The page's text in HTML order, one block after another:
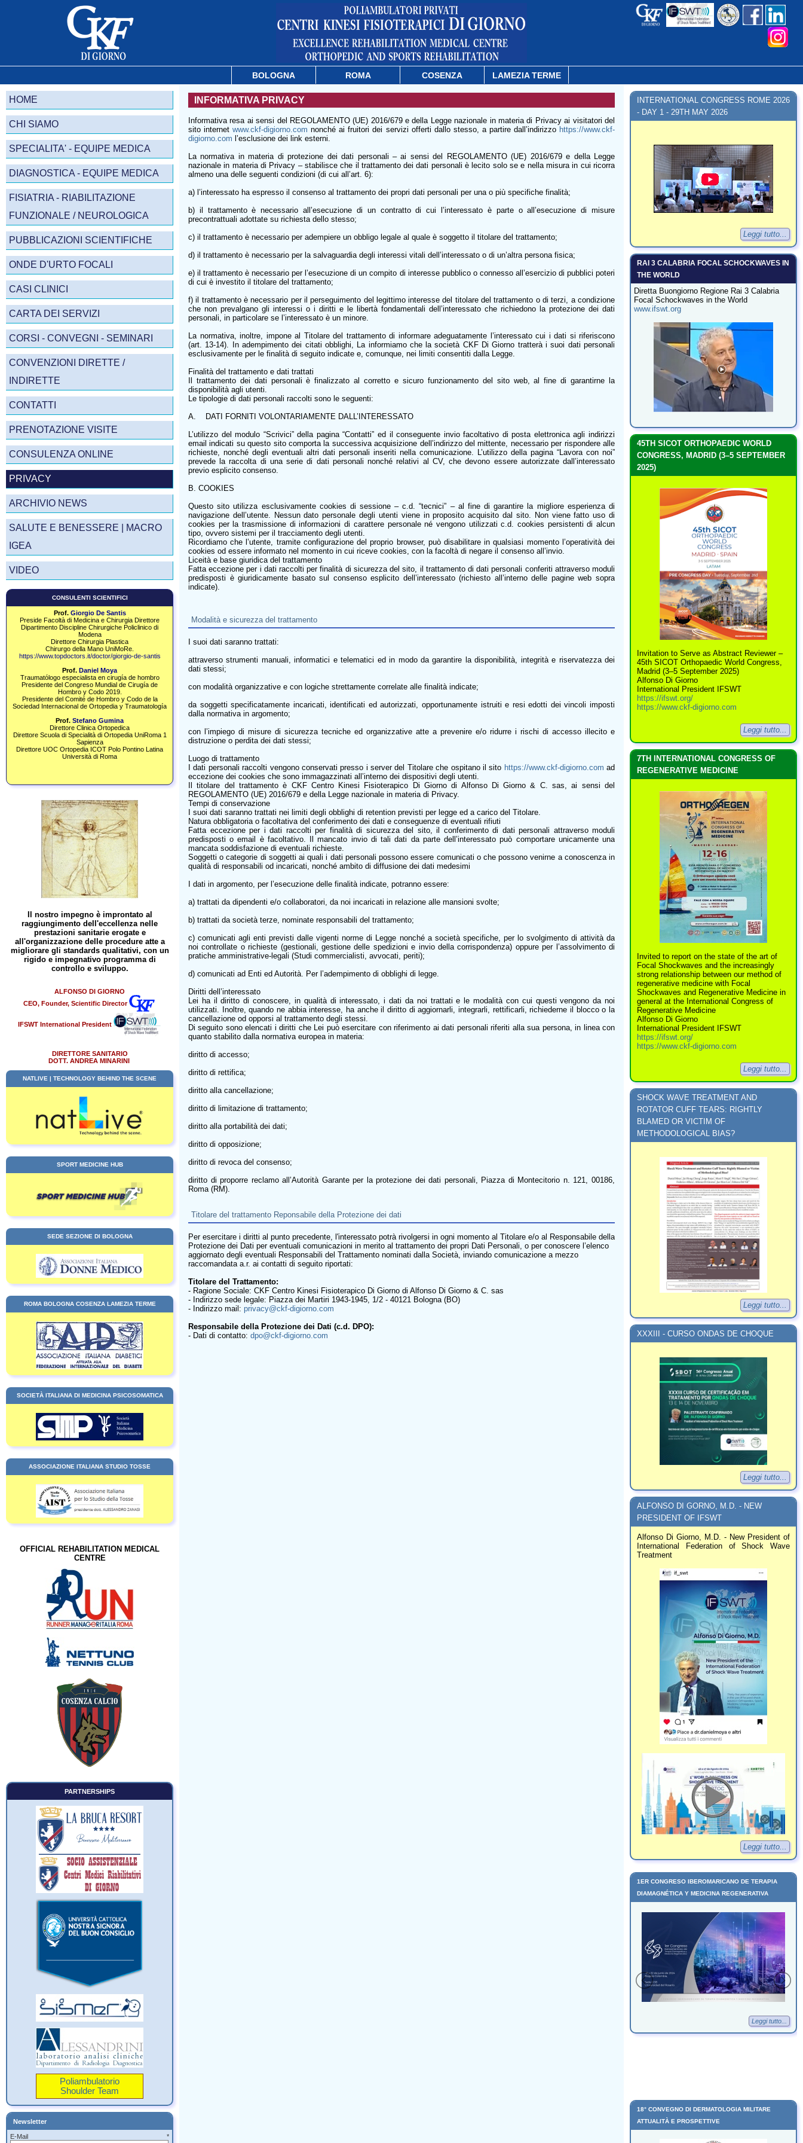
BOLOGNA ROMA COSENZA LAMEZIA TERME
INFORMATIVA PRIVACY
Informativa resa ai sensi del REGOLAMENTO (UE) 2016/679 e della Legge nazionale in materia di Privacy ai visitatori del
sito internetwww.ckf-digiorno.com nonché ai fruitori dei servizi offerti dallo stesso, a partire dall’indirizzo https://www.ckf-
digiorno.com l’esclusione dei link esterni.
La normativa in materia di protezione dei dati personali – ai sensi del REGOLAMENTO (UE) 2016/679 e della Legge
nazionale in materia di Privacy – stabilisce che il trattamento dei dati personali è lecito solo se e nella misura in cui ricorra
almeno una delle seguenti condizioni (di cui all’art. 6):
a) l’interessato ha espresso il consenso al trattamento dei propri dati personali per una o più specifiche finalità;
b) il trattamento è necessario all’esecuzione di un contratto di cui l’interessato è parte o all’esecuzione di misure
precontrattuali adottate su richiesta dello stesso;
c) il trattamento è necessario per adempiere un obbligo legale al quale è soggetto il titolare del trattamento;
d) il trattamento è necessario per la salvaguardia degli interessi vitali dell’interessato o di un’altra persona fisica;
e) il trattamento è necessario per l’esecuzione di un compito di interesse pubblico o connesso all’esercizio di pubblici poteri
di cui è investito il titolare del trattamento;
f) il trattamento è necessario per il perseguimento del legittimo interesse del titolare del trattamento o di terzi, a condizione
che non prevalgano gli interessi o i diritti e le libertà fondamentali dell’interessato che richiedono la protezione dei dati
personali, in particolare se l’interessato è un minore.
La normativa, inoltre, impone al Titolare del trattamento di informare adeguatamente l’interessato cui i dati si riferiscono
(art. 13-14). In adempimento dei citati obblighi, La informiamo che la società CKF Di Giorno tratterà i suoi dati personali
esclusivamente per le finalità di seguito indicate e, comunque, nei limiti consentiti dalla Legge.
Finalità del trattamento e dati trattati
Il trattamento dei dati personali è finalizzato al corretto e sicuro funzionamento del sito web, al fine di garantirne la
disponibilità agli utenti.
Le tipologie di dati personali raccolti sono le seguenti:
A. DATI FORNITI VOLONTARIAMENTE DALL’INTERESSATO
L’utilizzo del modulo “Scrivici” della pagina “Contatti” ed il conseguente invio facoltativo di posta elettronica agli indirizzi
email indicati su questo sito comporta la successiva acquisizione dell’indirizzo del mittente, necessario per rispondere alle
richieste, nonché degli eventuali altri dati personali inseriti nella comunicazione. L’utilizzo della pagina “Lavora con noi”
prevede la raccolta di una serie di dati personali nonché relativi al CV, che devono essere autorizzate dall’interessato
previo esplicito consenso.
B. COOKIES
Questo sito utilizza esclusivamente cookies di sessione – c.d. “tecnici” – al fine di garantire la migliore esperienza di
navigazione dell’utente. Nessun dato personale degli utenti viene in proposito acquisito dal sito. Non viene fatto uso di
cookies per la trasmissione di informazioni di carattere personale né vengono utilizzati c.d. cookies persistenti di alcun
tipo, ovvero sistemi per il tracciamento degli utenti.
Ricordiamo che l’utente, tramite configurazione del proprio browser, può disabilitare in qualsiasi momento l’operatività dei
cookies od essere informato nel momento in cui riceve cookies, con la facoltà di negare il consenso all’invio.
Liceità e base giuridica del trattamento
Fatta eccezione per i dati raccolti per finalità di sicurezza del sito, il trattamento di dati personali conferiti attraverso moduli
predisposti è giuridicamente basato sul consenso esplicito dell’interessato (richiesto all’interno delle pagine web sopra
indicate).
Modalità e sicurezza del trattamento
I suoi dati saranno trattati:
attraverso strumenti manuali, informatici e telematici ed in modo da garantire la disponibilità, integrità e riservatezza dei
dati stessi;
con modalità organizzative e con logiche strettamente correlate alle finalità indicate;
da soggetti specificatamente incaricati, identificati ed autorizzati, opportunamente istruiti e resi edotti dei vincoli imposti
dalla normativa in argomento;
con l’impiego di misure di sicurezza tecniche ed organizzative atte a prevenire e/o ridurre i rischi di accesso illecito e
distruzione o perdita dei dati stessi;
Luogo di trattamento
I dati personali raccolti vengono conservati presso i server del Titolare che ospitano il sito https://www.ckf-digiorno.com ad
eccezione dei cookies che sono immagazzinati all’interno dei dispositivi degli utenti.
Il titolare del trattamento è CKF Centro Kinesi Fisioterapico Di Giorno di Alfonso Di Giorno & C. sas, ai sensi del
REGOLAMENTO (UE) 2016/679 e della Legge nazionale in materia di Privacy.
Tempi di conservazione
I suoi dati saranno trattati nei limiti degli obblighi di retention previsti per legge ed a carico del Titolare.
Natura obbligatoria o facoltativa del conferimento dei dati e conseguenze di eventuali rifiuti
Fatta eccezione per i dati raccolti per finalità di sicurezza del sito, il conferimento di dati personali attraverso moduli
predisposti o email è facoltativo. Il mancato invio di tali dati da parte dell’interessato può comportare unicamente una
mancata soddisfazione di eventuali richieste.
Soggetti o categorie di soggetti ai quali i dati personali possono essere comunicati o che possono venirne a conoscenza in
qualità di responsabili od incaricati, nonché ambito di diffusione dei dati medesimi
I dati in argomento, per l’esecuzione delle finalità indicate, potranno essere:
a) trattati da dipendenti e/o collaboratori, da noi incaricati in relazione alle mansioni svolte;
b) trattati da società terze, nominate responsabili del trattamento;
c) comunicati agli enti previsti dalle vigenti norme di Legge nonché a società specifiche, per lo svolgimento di attività da
noi controllate o richieste (gestionali, gestione delle spedizioni e invio della corrispondenza) oppure per l’assolvimento di
pratiche amministrative-legali (Studi commercialisti, avvocati, periti);
d) comunicati ad Enti ed Autorità. Per l’adempimento di obblighi di legge.
Diritti dell’interessato
Lei ha il diritto di conoscere, in qualità di interessato, i dati da noi trattati e le modalità con cui questi vengono da noi
utilizzati. Inoltre, quando ne abbia interesse, ha anche il diritto di aggiornarli, integrarli, rettificarli, richiederne il blocco o la
cancellazione od opporsi al trattamento degli stessi.
Di seguito sono elencati i diritti che Lei può esercitare con riferimento ai dati personali riferiti alla sua persona, in linea con
quanto stabilito dalla normativa europea in materia:
diritto di accesso;
diritto di rettifica;
diritto alla cancellazione;
diritto di limitazione di trattamento;
diritto alla portabilità dei dati;
diritto di opposizione;
diritto di revoca del consenso;
diritto di proporre reclamo all’Autorità Garante per la protezione dei dati personali, Piazza di Montecitorio n. 121, 00186,
Roma (RM).
Titolare del trattamento Reponsabile della Protezione dei dati
Per esercitare i diritti al punto precedente, l'interessato potrà rivolgersi in ogni momento al Titolare e/o al Responsabile della
Protezione dei Dati per eventuali comunicazioni in merito al trattamento dei propri Dati Personali, o per conoscere l’elenco
aggiornato degli eventuali Responsabili del Trattamento nominati dalla Società, inviando comunicazione a mezzo
raccomandata a.r. ai contatti di seguito riportati:
Titolare del Trattamento:
- Ragione Sociale: CKF Centro Kinesi Fisioterapico Di Giorno di Alfonso Di Giorno & C. sas
- Indirizzo sede legale: Piazza dei Martiri 1943-1945, 1/2 - 40121 Bologna (BO)
- Indirizzo mail: privacy@ckf-digiorno.com
Responsabile della Protezione dei Dati (c.d. DPO):
- Dati di contatto: dpo@ckf-digiorno.com
HOME
CHI SIAMO
SPECIALITA' - EQUIPE MEDICA
DIAGNOSTICA - EQUIPE MEDICA
FISIATRIA - RIABILITAZIONE
FUNZIONALE / NEUROLOGICA
PUBBLICAZIONI SCIENTIFICHE
ONDE D'URTO FOCALI
CASI CLINICI
CARTA DEI SERVIZI
CORSI - CONVEGNI - SEMINARI
CONVENZIONI DIRETTE /
INDIRETTE
CONTATTI
PRENOTAZIONE VISITE
CONSULENZA ONLINE
PRIVACY
ARCHIVIO NEWS
SALUTE E BENESSERE | MACRO
IGEA
VIDEO
CONSULENTI SCIENTIFICI
Prof. Giorgio De Santis
Preside Facoltà di Medicina e Chirurgia Direttore
Dipartimento Discipline Chirurgiche Policlinico di
Modena
Direttore Chirurgia Plastica
Chirurgo della Mano UniMoRe.
https://www.topdoctors.it/doctor/giorgio-de-santis
Prof. Daniel Moya
Traumatólogo especialista en cirugía de hombro
Presidente del Congreso Mundial de Cirugía de
Hombro y Codo 2019.​
Presidente del Comité de Hombro y Codo de la
Sociedad Internacional de Ortopedia y Traumatología
Prof. Stefano Gumina
Direttore Clinica Ortopedica
Direttore Scuola di Specialità di Ortopedia UniRoma 1
Sapienza
Direttore UOC Ortopedia ICOT Polo Pontino Latina
Università di Roma
Il nostro impegno è improntato al
raggiungimento dell'eccellenza nelle
prestazioni sanitarie erogate e
all'organizzazione delle procedure atte a
migliorare gli standards qualitativi, con un
rigido e impegnativo programma di
controllo e sviluppo.
ALFONSO DI GIORNO
CEO, Founder, Scientific Director
IFSWT International President
DIRETTORE SANITARIO
DOTT. ANDREA MINARINI
NATLIVE | TECHNOLOGY BEHIND THE SCENE
SPORT MEDICINE HUB
SEDE SEZIONE DI BOLOGNA
ROMA BOLOGNA COSENZA LAMEZIA TERME
SOCIETÀ ITALIANA DI MEDICINA PSICOSOMATICA
ASSOCIAZIONE ITALIANA STUDIO TOSSE
OFFICIAL REHABILITATION MEDICAL
CENTRE
PARTNERSHIPS
Poliambulatorio
Shoulder Team
Newsletter
E-Mail *
INTERNATIONAL CONGRESS ROME 2026
- DAY 1 - 29TH MAY 2026
Leggi tutto...
RAI 3 CALABRIA FOCAL SCHOCKWAVES IN
THE WORLD
Diretta Buongiorno Regione Rai 3 Calabria
Focal Schockwaves in the World
www.ifswt.org
45TH SICOT ORTHOPAEDIC WORLD
CONGRESS, MADRID (3–5 SEPTEMBER
2025)
Invitation to Serve as Abstract Reviewer –
45th SICOT Orthopaedic World Congress,
Madrid (3–5 September 2025)
Alfonso Di Giorno
International President IFSWT
https://ifswt.org/
https://www.ckf-digiorno.com
Leggi tutto...
7TH INTERNATIONAL CONGRESS OF
REGENERATIVE MEDICINE
Invited to report on the state of the art of
Focal Shockwaves and the increasingly
strong relationship between our method of
regenerative medicine with Focal
Shockwaves and Regenerative Medicine in
general at the International Congress of
Regenerative Medicine
Alfonso Di Giorno
International President IFSWT
https://ifswt.org/
https://www.ckf-digiorno.com
Leggi tutto...
SHOCK WAVE TREATMENT AND
ROTATOR CUFF TEARS: RIGHTLY
BLAMED OR VICTIM OF
METHODOLOGICAL BIAS?
Leggi tutto...
XXXIII - CURSO ONDAS DE CHOQUE
Leggi tutto...
ALFONSO DI GORNO, M.D. - NEW
PRESIDENT OF IFSWT
Alfonso Di Giorno, M.D. - New President of
International Federation of Shock Wave
Treatment
Leggi tutto...
1ER CONGRESO IBEROMARICANO DE TERAPIA
DIAMAGNÉTICA Y MEDICINA REGENERATIVA
Leggi tutto...
18° CONVEGNO DI DERMATOLOGIA MILITARE
ATTUALITÀ E PROSPETTIVE